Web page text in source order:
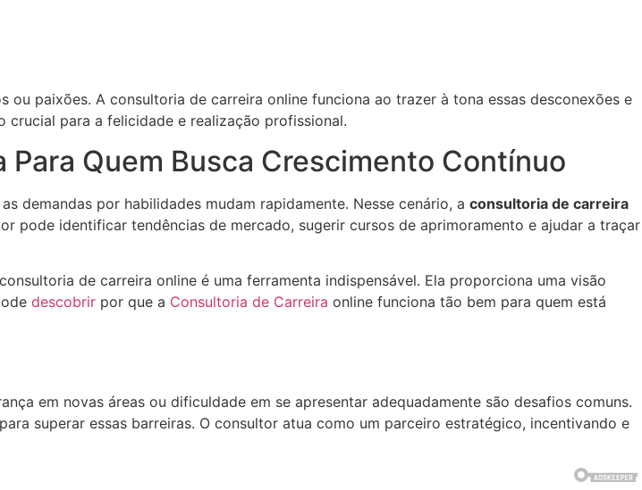
paixões. A consultoria de carreira online funciona ao trazer à tona essas desconexões e
para a felicidade e realização profissional.
Quem Busca Crescimento Contínuo
demandas por habilidades mudam rapidamente. Nesse cenário, a consultoria de carreira
pode identificar tendências de mercado, sugerir cursos de aprimoramento e ajudar a traçar
de carreira online é uma ferramenta indispensável. Ela proporciona uma visão
descobrir por que a Consultoria de Carreira online funciona tão bem para quem está
em novas áreas ou dificuldade em se apresentar adequadamente são desafios comuns.
superar essas barreiras. O consultor atua como um parceiro estratégico, incentivando e